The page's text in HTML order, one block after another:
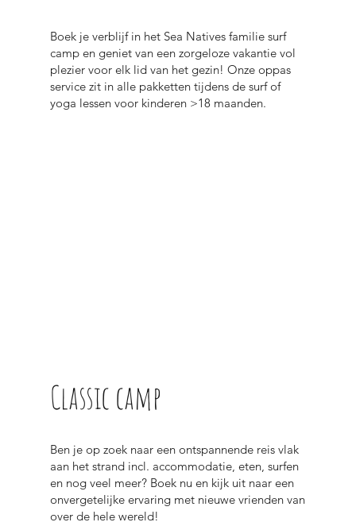
Boek je verblijf in het Sea Natives familie surf
camp en geniet van een zorgeloze vakantie vol
plezier voor elk lid van het gezin! Onze oppas
service zit in alle pakketten tijdens de surf of
yoga lessen voor kinderen >18 maanden.
Classic camp
Ben je op zoek naar een ontspannende reis vlak
aan het strand incl. accommodatie, eten, surfen
en nog veel meer? Boek nu en kijk uit naar een
onvergetelijke ervaring met nieuwe vrienden van
over de hele wereld!